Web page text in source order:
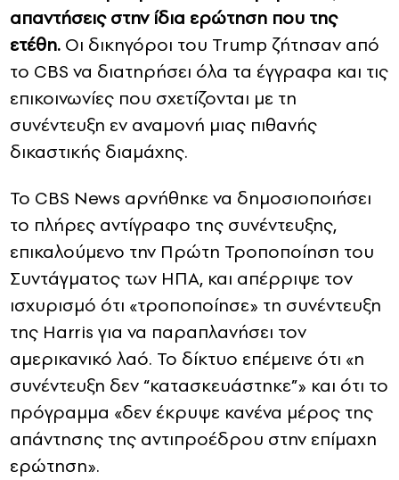
απαντήσεις στην ίδια ερώτηση που της
ετέθη. Οι δικηγόροι του Trump ζήτησαν από
το CBS να διατηρήσει όλα τα έγγραφα και τις
επικοινωνίες που σχετίζονται με τη
συνέντευξη εν αναμονή μιας πιθανής
δικαστικής διαμάχης.
Το CBS News αρνήθηκε να δημοσιοποιήσει
το πλήρες αντίγραφο της συνέντευξης,
επικαλούμενο την Πρώτη Τροποποίηση του
Συντάγματος των ΗΠΑ, και απέρριψε τον
ισχυρισμό ότι «τροποποίησε» τη συνέντευξη
της Harris για να παραπλανήσει τον
αμερικανικό λαό. Το δίκτυο επέμεινε ότι «η
συνέντευξη δεν “κατασκευάστηκε”» και ότι το
πρόγραμμα «δεν έκρυψε κανένα μέρος της
απάντησης της αντιπροέδρου στην επίμαχη
ερώτηση».